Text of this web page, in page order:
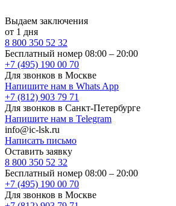
Выдаем заключения
от 1 дня
8 800 350 52 32
Бесплатный номер 08:00 – 20:00
+7 (495) 190 00 70
Для звонков в Москве
Напишите нам в Whats App
+7 (812) 903 79 71
Для звонков в Санкт-Петербурге
Напишите нам в Telegram
info@ic-lsk.ru
Написать письмо
Оставить заявку
8 800 350 52 32
Бесплатный номер 08:00 – 20:00
+7 (495) 190 00 70
Для звонков в Москве